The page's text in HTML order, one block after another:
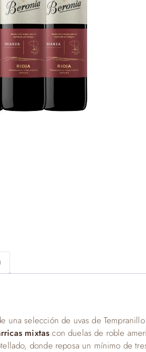
una selección de uvas de
mixtas con duelas de roble
donde reposa un mínimo de